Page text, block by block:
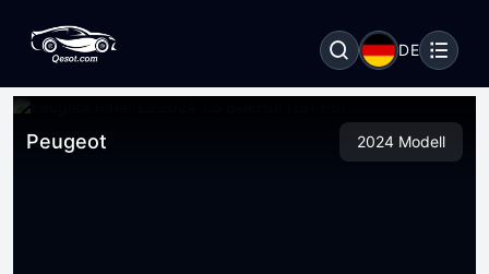
DE
Peugeot 2024 Modell